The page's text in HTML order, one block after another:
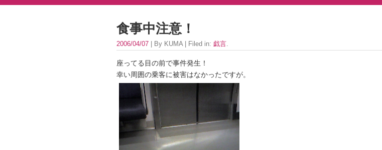
食事中注意！
2006/04/07 | By KUMA | Filed in: 戯言.
座ってる目の前で事件発生！
幸い周囲の乗客に被害はなかったですが。